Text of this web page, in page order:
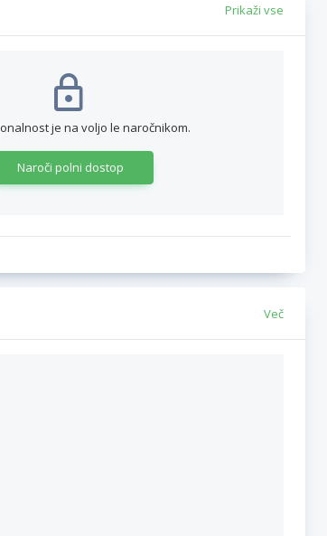
Prikaži vse
je na voljo le naročnikom.
Naroči polni dostop
Več